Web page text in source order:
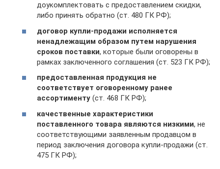
доукомплектовать с предоставлением скидки,
либо принять обратно (ст. 480 ГК РФ);
договор купли-продажи исполняется
ненадлежащим образом путем нарушения
сроков поставки, которые были оговорены в
рамках заключенного соглашения (ст. 523 ГК РФ);
предоставленная продукция не
соответствует оговоренному ранее
ассортименту (ст. 468 ГК РФ);
качественные характеристики
поставленного товара являются низкими, не
соответствующими заявленным продавцом в
период заключения договора купли-продажи (ст.
475 ГК РФ);